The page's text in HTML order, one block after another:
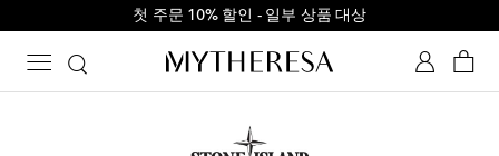
첫 주문 10% 할인 - 일부 상품 대상